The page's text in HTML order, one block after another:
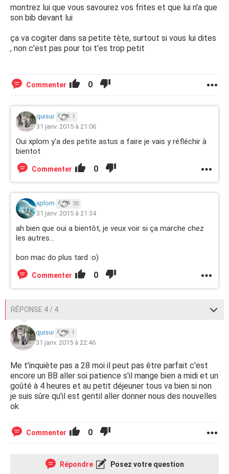
montrez lui que vous savourez vos frites et que lui n'a que
son bib devant lui
ça va cogiter dans sa petite tète, surtout si vous lui dites
, non c'est pas pour toi t'es trop petit
Commenter 0
quisui 1
31 janv. 2015 à 21:06
Oui xplom y'a des petite astus a faire je vais y réfléchir à
bientot
Commenter 0
xplom 30
31 janv. 2015 à 21:34
ah bien que oui a bientôt, je veux voir si ça marche chez
les autres...
bon mac do plus tard :o)
Commenter 0
RÉPONSE 4 / 4
quisui 1
31 janv. 2015 à 22:46
Me t'inquiète pas a 28 moi il peut pas être parfait c'est
encore un BB aller soi patience s'il mange bien a midi et un
goûté à 4 heures et au petit déjeuner tous va bien si non
je suis sûre qu'il est gentil aller donner nous des nouvelles
ok
Commenter 0
Répondre Posez votre question